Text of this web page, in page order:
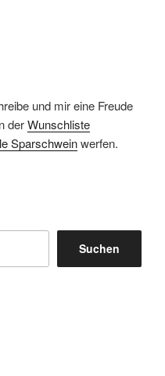
und mir eine Freude
derWunschliste
Sparschweinwerfen.
Suchen